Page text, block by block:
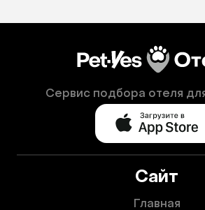
Сервис подбора отеля
Сайт
Главная